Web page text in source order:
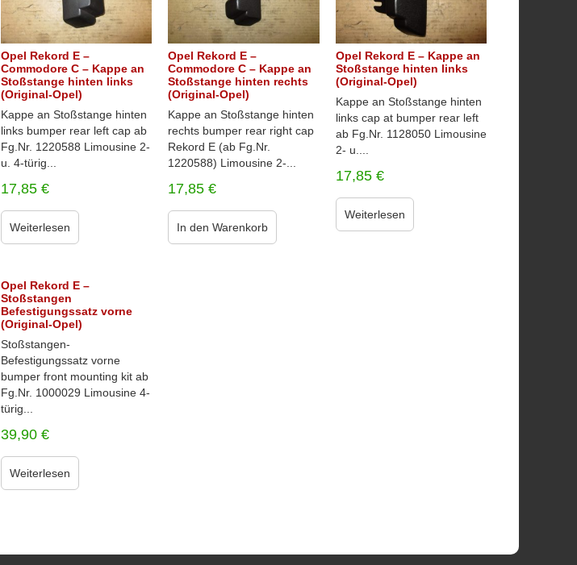
Opel Rekord E –
Commodore C – Kappe an
Stoßstange hinten links
(Original-Opel)
Kappe an Stoßstange hinten
links bumper rear left cap ab
Fg.Nr. 1220588 Limousine 2-
u. 4-türig...
17,85 €
Weiterlesen
Opel Rekord E –
Commodore C – Kappe an
Stoßstange hinten rechts
(Original-Opel)
Kappe an Stoßstange hinten
rechts bumper rear right cap
Rekord E (ab Fg.Nr.
1220588) Limousine 2-...
17,85 €
In den Warenkorb
Opel Rekord E – Kappe an
Stoßstange hinten links
(Original-Opel)
Kappe an Stoßstange hinten
links cap at bumper rear left
ab Fg.Nr. 1128050 Limousine
2- u....
17,85 €
Weiterlesen
Opel Rekord E –
Stoßstangen
Befestigungssatz vorne
(Original-Opel)
Stoßstangen-
Befestigungssatz vorne
bumper front mounting kit ab
Fg.Nr. 1000029 Limousine 4-
türig...
39,90 €
Weiterlesen